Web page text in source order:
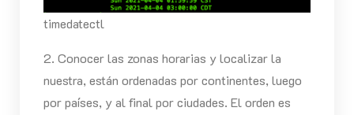
timedatectl
2. Conocer las zonas horarias y localizar la
nuestra, están ordenadas por continentes, luego
por países, y al final por ciudades. El orden es